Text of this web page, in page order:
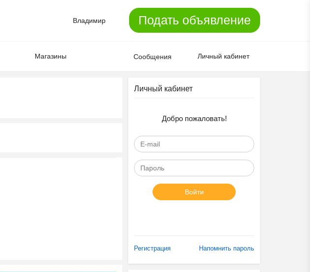
Владимир Подать объявление
Магазины Сообщения Личный кабинет
Личный кабинет
Добро пожаловать!
Войти
Регистрация Напомнить пароль